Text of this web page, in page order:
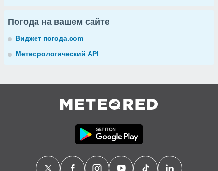
Погода на вашем сайте
Виджет погода.com
Метеорологический API